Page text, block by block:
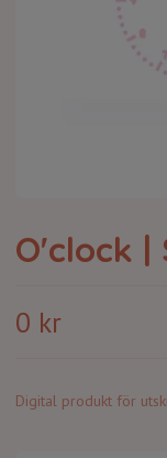
O'clock |
0 kr
Digital produkt för